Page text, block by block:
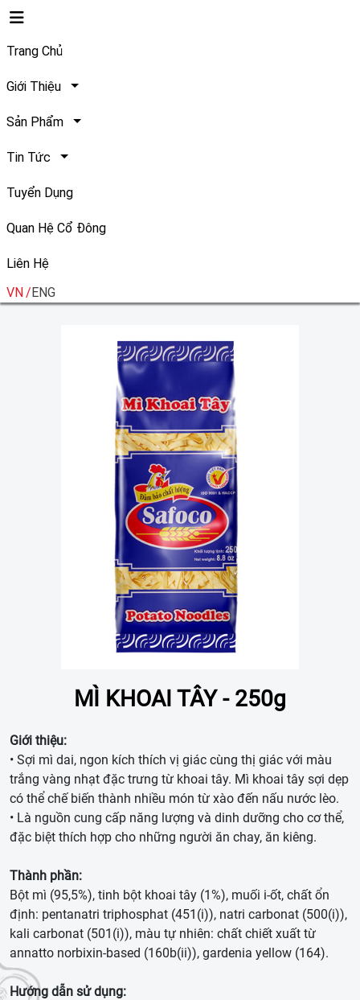
Trang Chủ
Giới Thiệu
Sản Phẩm
Tin Tức
Tuyển Dụng
Quan Hệ Cổ Đông
Liên Hệ
VN ENG
MÌ KHOAI TÂY - 250g
Giới thiệu:
• Sợi mì dai, ngon kích thích vị giác cùng thị giác với màu
trắng vàng nhạt đặc trưng từ khoai tây. Mì khoai tây sợi dẹp
có thể chế biến thành nhiều món từ xào đến nấu nước lèo.
• Là nguồn cung cấp năng lượng và dinh dưỡng cho cơ thể,
đặc biệt thích hợp cho những người ăn chay, ăn kiêng.
Thành phần:
Bột mì (95,5%), tinh bột khoai tây (1%), muối i-ốt, chất ổn
định: pentanatri triphosphat (451(i)), natri carbonat (500(i)),
kali carbonat (501(i)), màu tự nhiên: chất chiết xuất từ
annatto norbixin-based (160b(ii)), gardenia yellow (164).
Hướng dẫn sử dụng: